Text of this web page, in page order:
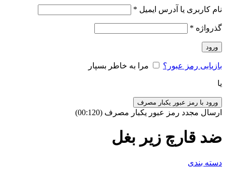
نام کاربری یا آدرس ایمیل *
گذرواژه *
ورود
بازیابی رمز عبور؟ مرا به خاطر بسپار
یا
ورود با رمز عبور یکبار مصرف
ارسال مجدد رمز عبور یکبار مصرف (00:
120
)
ضد قارچ زیر بغل
دسته بندی